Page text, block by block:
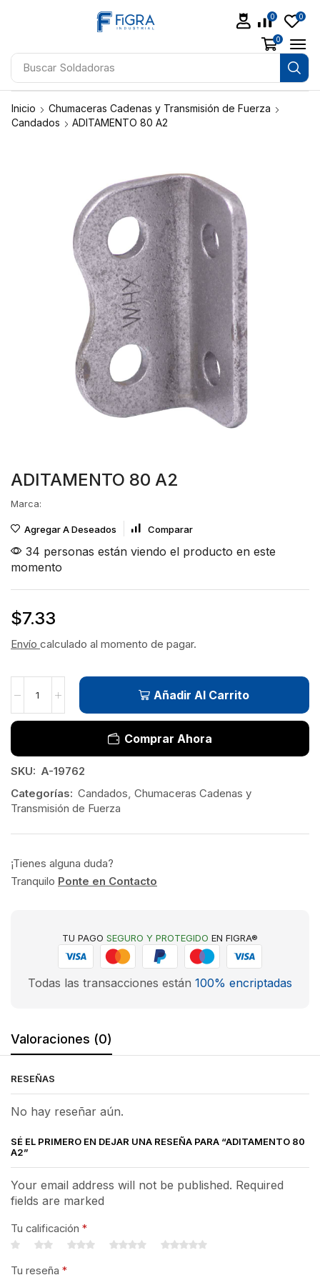
Buscar Soldadoras
0 0
0
Inicio
Chumaceras Cadenas y Transmisión de Fuerza
Candados
ADITAMENTO 80 A2
ADITAMENTO 80 A2
Marca:
Agregar A Deseados Comparar
34 personas están viendo el producto en este
momento
$7.33
Envío calculado al momento de pagar.
Añadir Al Carrito
Comprar Ahora
SKU: A-19762
Categorías: Candados, Chumaceras Cadenas y
Transmisión de Fuerza
¡Tienes alguna duda?
Tranquilo Ponte en Contacto
TU PAGO SEGURO Y PROTEGIDO EN FIGRA®
Todas las transacciones están 100% encriptadas
Valoraciones (0)
RESEÑAS
No hay reseñar aún.
SÉ EL PRIMERO EN DEJAR UNA RESEÑA PARA “ADITAMENTO 80
A2”
Your email address will not be published. Required
fields are marked
Tu calificación *
Tu reseña *